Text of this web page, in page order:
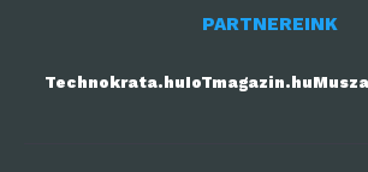
PARTNEREINK
Technokrata.huIoTmagazin.hu